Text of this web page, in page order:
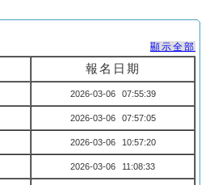
顯示全部
報名日期
2026-03-06 07:55:39
2026-03-06 07:57:05
2026-03-06 10:57:20
2026-03-06 11:08:33